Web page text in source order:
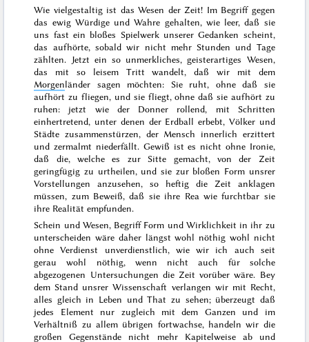
Wie vielgestaltig ist das Wesen der Zeit! Im Begriff gegen
das ewig Würdige und Wahre gehalten, wie leer, daß sie
uns fast ein bloßes Spielwerk unserer Gedanken scheint,
das aufhörte, sobald wir nicht mehr Stunden und Tage
zählten. Jetzt ein so unmerkliches, geisterartiges Wesen,
das mit so leisem Tritt wandelt, daß wir mit dem
Morgenländer sagen möchten: Sie ruht, ohne daß sie
aufhört zu fliegen, und sie fliegt, ohne daß sie aufhört zu
ruhen: jetzt wie der Donner rollend, mit Schritten
einhertretend, unter denen der Erdball erbebt, Völker und
Städte zusammenstürzen, der Mensch innerlich erzittert
und zermalmt niederfällt. Gewiß ist es nicht ohne Ironie,
daß die, welche es zur Sitte gemacht, von der Zeit
geringfügig zu urtheilen, und sie zur bloßen Form unsrer
Vorstellungen anzusehen, so heftig die Zeit anklagen
müssen, zum Beweiß,daß sie ihre Reawie furchtbar sie
ihre Realität empfunden.
Schein und Wesen, BegriffForm und Wirklichkeit in ihr zu
unterscheiden wäre daher längst wohl nöthig wohl nicht
ohne Verdienst unverdienstlich, wie wir ich auch seit
gerau wohl nöthig, wenn nicht auch für solche
abgezogenen Untersuchungen die Zeit vorüber wäre. Bey
dem Stand unsrer Wissenschaft verlangen wir mit Recht,
alles gleich in Leben und That zu sehen; überzeugt daß
jedes Element nur zugleich mit dem Ganzen und im
Verhältniß zu allem übrigen fortwachse, handeln wir die
großen Gegenstände nicht mehr Kapitelweise ab und